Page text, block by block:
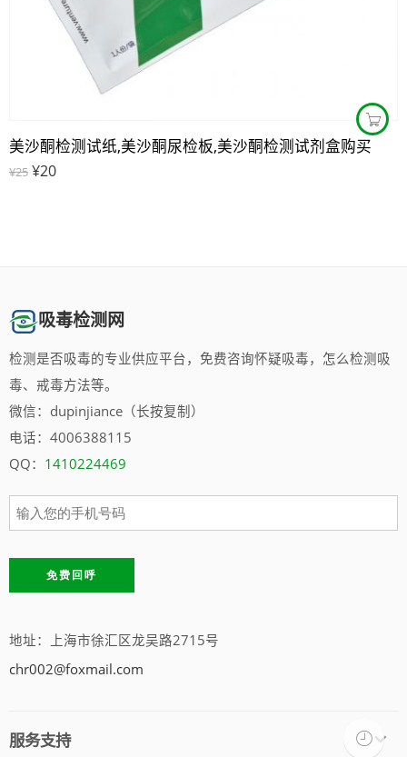
美沙酮检测试纸,美沙酮尿检板,美沙酮检测试剂盒购买
¥25 ¥20
吸毒检测网
检测是否吸毒的专业供应平台，免费咨询怀疑吸毒，怎么检测吸
毒、戒毒方法等。
微信：dupinjiance（长按复制）
电话：4006388115
QQ： 1410224469
地址：上海市徐汇区龙吴路2715号
chr002@foxmail.com
服务支持